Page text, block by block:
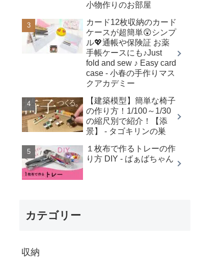
小物作りのお部屋
カード12枚収納のカード
ケースが超簡単😲シンプ
ル💖通帳や保険証 お薬
手帳ケースにも♪Just
fold and sew ♪ Easy card
case - 小春の手作りマス
クアカデミー
【建築模型】簡単な椅子
の作り方！1/100～1/30
の縮尺別で紹介！【添
景】 - タゴキリンの巣
１枚布で作るトレーの作
り方 DIY - ばぁばちゃん
カテゴリー
収納